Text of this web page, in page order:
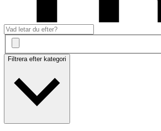
Filtrera efter kategori